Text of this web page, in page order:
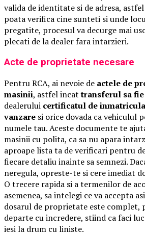
valida de identitate si de adresa,
poata verifica cine sunteti si unde
pregatite, procesul va decurge mai
plecati de la dealer fara intarzieri.
Acte de proprietate necesare
Pentru RCA, ai nevoie de actele de
masinii, astfel incattransferul sa
dealerului certificatul de
vanzare si orice dovada ca vehiculul
numele tau. Aceste documente te
masinii cu polita, ca sa nu apara
aproape lista ta de verificari pentru
fiecare detaliu inainte sa semnezi.
neregula, opreste-te si cere imediat
O trecere rapida si a termenilor de
asemenea, sa intelegi ce va accepta
dosarul de proprietate este complet,
departe cu incredere, stiind ca faci
iesi la drum cu liniste.